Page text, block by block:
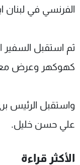
الفرنسي في لبنان
ثم استقبل السفير
كهوكهر وعرض معه
واستقبل الرئيس
علي حسن خليل.
الأكثر قراءة
كأس العالم
البرامج
جدول البرامج
عن MTV